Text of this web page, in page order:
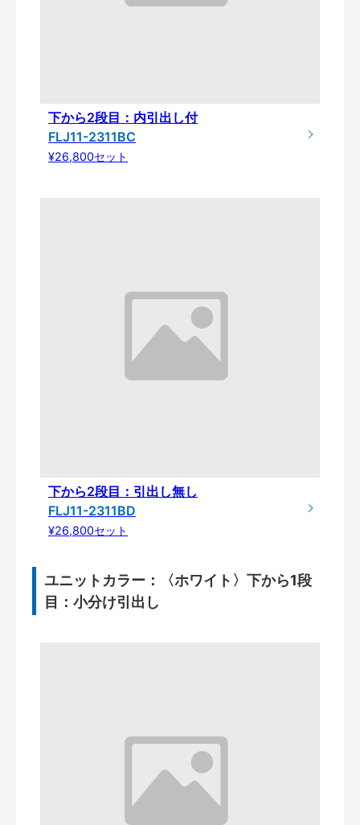
下から2段目：内引出し付
FLJ11-2311BC
¥26,800セット
下から2段目：引出し無し
FLJ11-2311BD
¥26,800セット
ユニットカラー：〈ホワイト〉下から1段
目：小分け引出し